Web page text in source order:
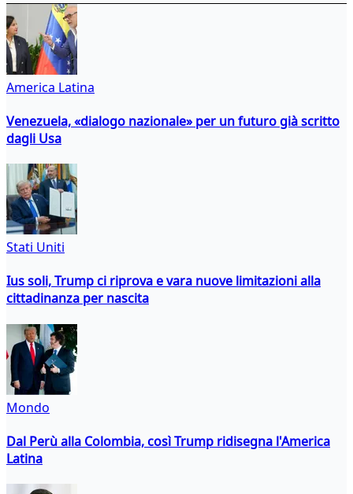
America Latina
Venezuela, «dialogo nazionale» per un futuro già scritto
dagli Usa
Stati Uniti
Ius soli, Trump ci riprova e vara nuove limitazioni alla
cittadinanza per nascita
Mondo
Dal Perù alla Colombia, così Trump ridisegna l'America
Latina